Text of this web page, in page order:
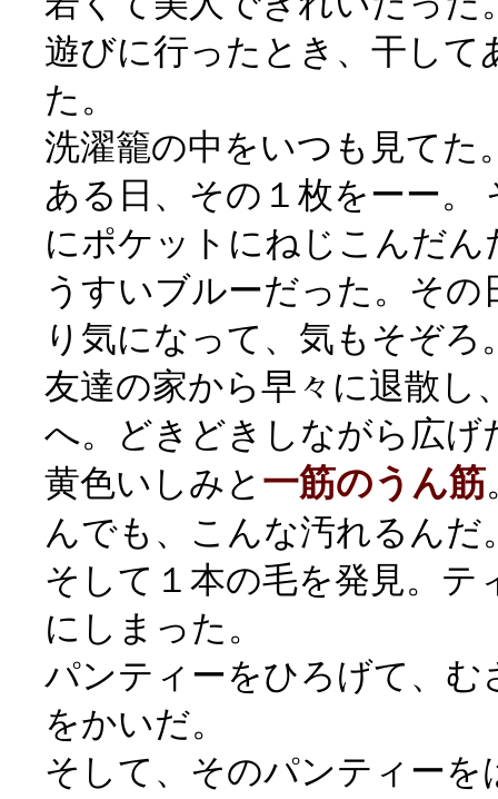
遊びに行ったとき、干して
た。
洗濯籠の中をいつも見てた
ある日、その１枚をーー。
にポケットにねじこんだん
うすいブルーだった。そ
り気になって、気もそぞろ
友達の家から早々に退散し
へ。どきどきしながら広げ
黄色いしみと 一筋のうん筋
んでも、こんな汚れるんだ
そして１本の毛を発見。テ
にしまった。
パンティーをひろげて、
をかいだ。
そして、そのパンティー